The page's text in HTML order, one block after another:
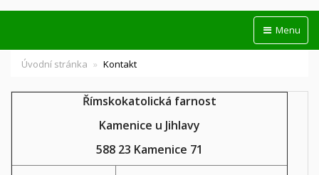
Menu
Úvodní stránka Kontakt
Římskokatolická farnost
Kamenice u Jihlavy
588 23 Kamenice 71